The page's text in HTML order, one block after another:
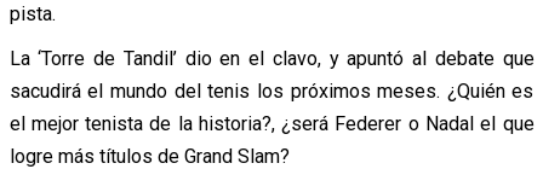
pista.
La ‘Torre de Tandil’ dio en el clavo, y apuntó al debate que
sacudirá el mundo del tenis los próximos meses. ¿Quién es
el mejor tenista de la historia?, ¿será Federer o Nadal el que
logre más títulos de Grand Slam?